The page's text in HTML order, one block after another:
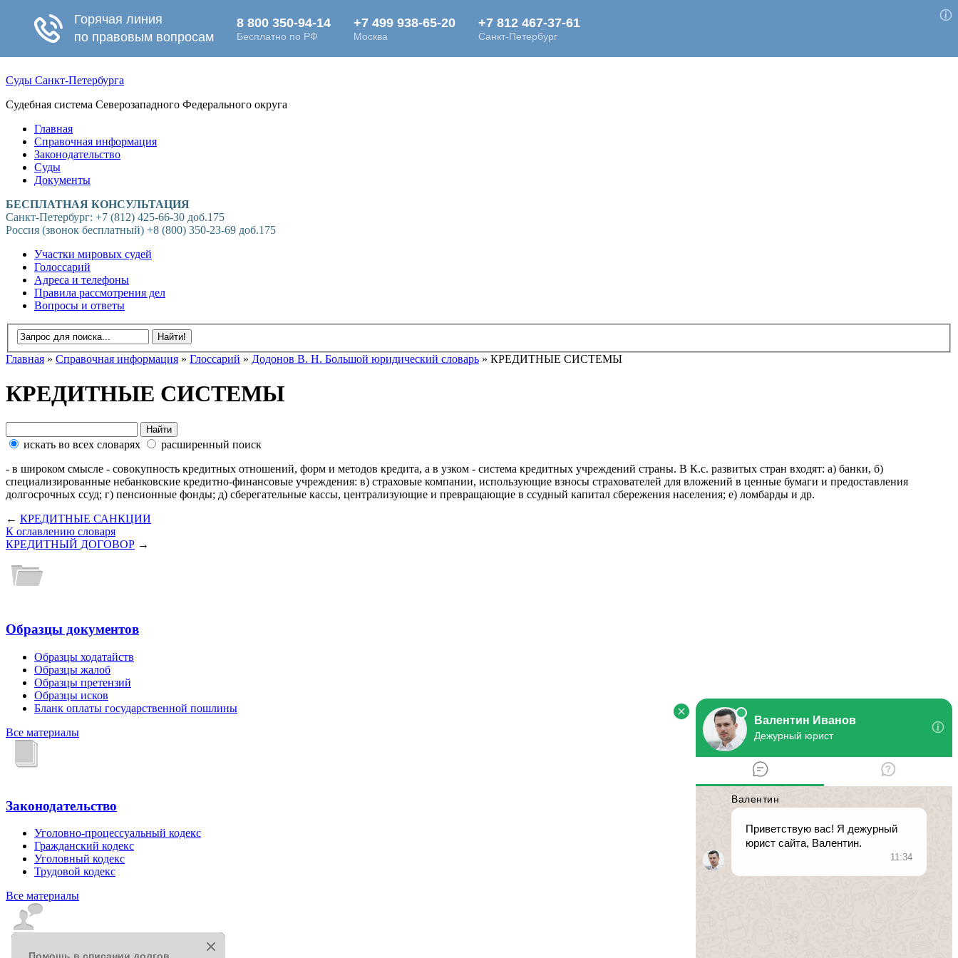
Суды Санкт-Петербурга
Судебная система Северозападного Федерального округа
Главная
Справочная информация
Законодательство
Суды
Документы
БЕСПЛАТНАЯ КОНСУЛЬТАЦИЯ
Санкт-Петербург: +7 (812) 425-66-30 доб.175
Россия (звонок бесплатный) +8 (800) 350-23-69 доб.175
Участки мировых судей
Голоссарий
Адреса и телефоны
Правила рассмотрения дел
Вопросы и ответы
Главная » Справочная информация » Глоссарий » Додонов В. Н. Большой юридический словарь » КРЕДИТНЫЕ СИСТЕМЫ
КРЕДИТНЫЕ СИСТЕМЫ
искать во всех словарях
расширенный поиск
- в широком смысле - совокупность кредитных отношений, форм и методов кредита, а в узком - система кредитных учреждений страны. В К.с. развитых стран входят: а) банки, б)
специализированные небанковские кредитно-финансовые учреждения: в) страховые компании, использующие взносы страхователей для вложений в ценные бумаги и предоставления
долгосрочных ссуд; г) пенсионные фонды; д) сберегательные кассы, централизующие и превращающие в ссудный капитал сбережения населения; е) ломбарды и др.
← КРЕДИТНЫЕ САНКЦИИ
К оглавлению словаря
КРЕДИТНЫЙ ДОГОВОР →
Образцы документов
Образцы ходатайств
Образцы жалоб
Образцы претензий
Образцы исков
Бланк оплаты государственной пошлины
Все материалы
Законодательство
Уголовно-процессуальный кодекс
Гражданский кодекс
Уголовный кодекс
Трудовой кодекс
Все материалы